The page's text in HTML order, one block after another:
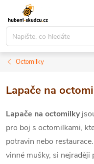
obsah
Octomilky
Lapače na
Lapače na octomilky
pro boj s octomilkami,
potravin nebo
vinné mušky, si nejraději